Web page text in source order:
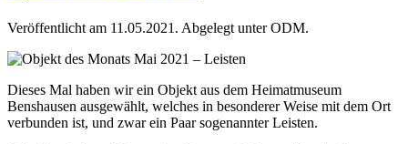
Veröffentlicht am 11.05.2021. Abgelegt unter ODM.
Dieses Mal haben wir ein Objekt aus dem Heimatmuseum
Benshausen ausgewählt, welches in besonderer Weise mit dem Ort
verbunden ist, und zwar ein Paar sogenannter Leisten.